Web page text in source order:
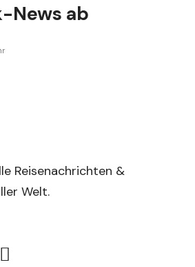
News ab
Reisenachrichten &
Welt.